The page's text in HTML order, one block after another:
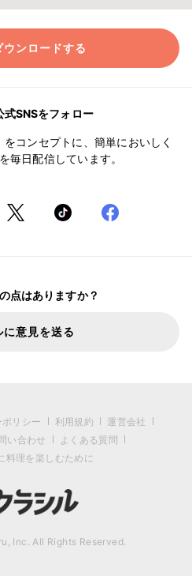
ウンロードする
式SNSをフォロー
をコンセプトに、簡単においしく
毎日配信しています。
点はありますか？
に意見を送る
リシー 利用規約
運営会社
い合わせ
よくある質問
料理を楽しむために
Inc. All Rights Reserved.